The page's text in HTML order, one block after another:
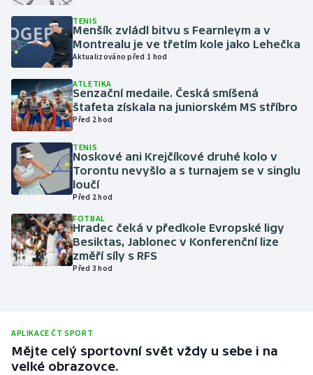
Jezdectví
Judo
Lezení
Lyže a snowboard
Moderní pětiboj
Olympijské hry
Plážový volejbal
TENIS
Menšík zvládl bitvu s Fearnleym a v
Montrealu je ve třetím kole jako Lehečka
Aktualizováno před 1 hod
ATLETIKA
Senzační medaile. Česká smíšená
štafeta získala na juniorském MS stříbro
Před 2 hod
TENIS
Noskové ani Krejčíkové druhé kolo v
Torontu nevyšlo a s turnajem se v singlu
loučí
Před 2 hod
FOTBAL
Hradec čeká v předkole Evropské ligy
Besiktas, Jablonec v Konferenční lize
změří síly s RFS
Před 3 hod
APLIKACE ČT SPORT
Mějte celý sportovní svět vždy u sebe i na
velké obrazovce.